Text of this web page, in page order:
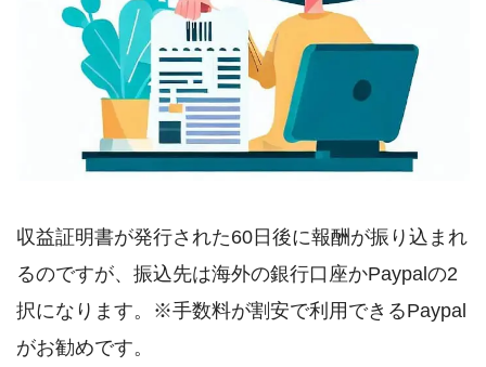
収益証明書が発行された60日後に報酬が振り込まれ
るのですが、振込先は海外の銀行口座かPaypalの2
択になります。※手数料が割安で利用できるPaypal
がお勧めです。